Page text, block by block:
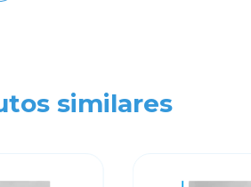
similares